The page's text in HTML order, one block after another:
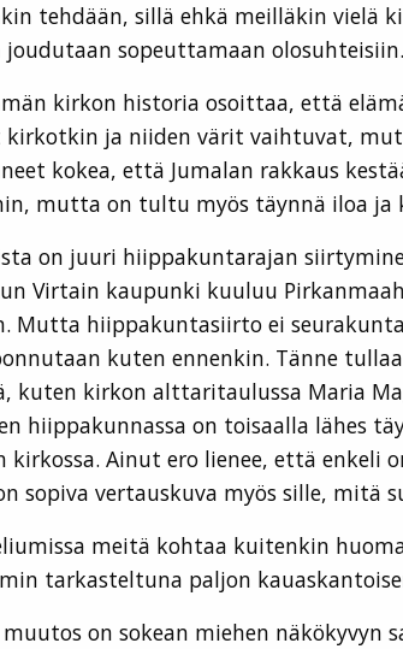
tehdään, sillä ehkä meilläkin vielä
sopeuttamaan olosuhteisiin.
kirkon historia osoittaa, että
kirkotkin ja niiden värit vaihtuvat,
kokea, että Jumalan rakkaus
mutta on tultu myös täynnä iloa ja
on juuri hiippakuntarajan
Virtain kaupunki kuuluu
Mutta hiippakuntasiirto ei
kuten ennenkin. Tänne
kuten kirkon alttaritaulussa Maria
hiippakunnassa on toisaalla lähes
kirkossa. Ainut ero lienee, että enkeli
sopiva vertauskuva myös sille, mitä
meitä kohtaa kuitenkin
tarkasteltuna paljon
on sokean miehen näkökyvyn